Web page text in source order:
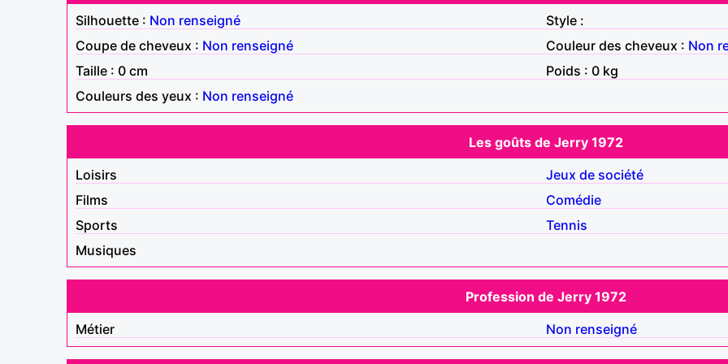
Silhouette : Non renseigné
Style :
Coupe de cheveux : Non renseigné Couleur des cheveux : Non
Taille : 0 cm
Poids : 0 kg
Couleurs des yeux : Non renseigné
Les goûts de Jerry 1972
Loisirs
Jeux de société
Films
Comédie
Sports
Tennis
Musiques
Profession de Jerry 1972
Métier
Non renseigné